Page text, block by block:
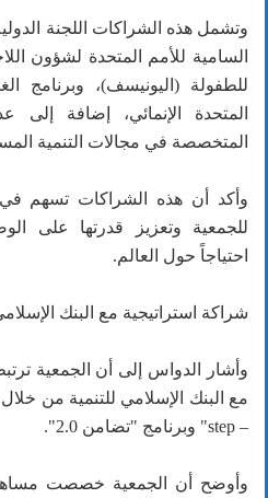
وتشمل هذه الشراكات اللجنة
السامية للأمم المتحدة لشؤون
للطفولة (اليونيسف)، وبرنامج
المتحدة الإنمائي، إضافة
المتخصصة في مجالات التنمية
وأكد أن هذه الشراكات تسهم في
للجمعية وتعزيز قدرتها على
احتياجاً حول العالم.
شراكة استراتيجية مع البنك
وأشار الدواس إلى أن الجمعية
مع البنك الإسلامي للتنمية من
– step" وبرنامج "تضامن 2.0".
وأوضح أن الجمعية خصصت